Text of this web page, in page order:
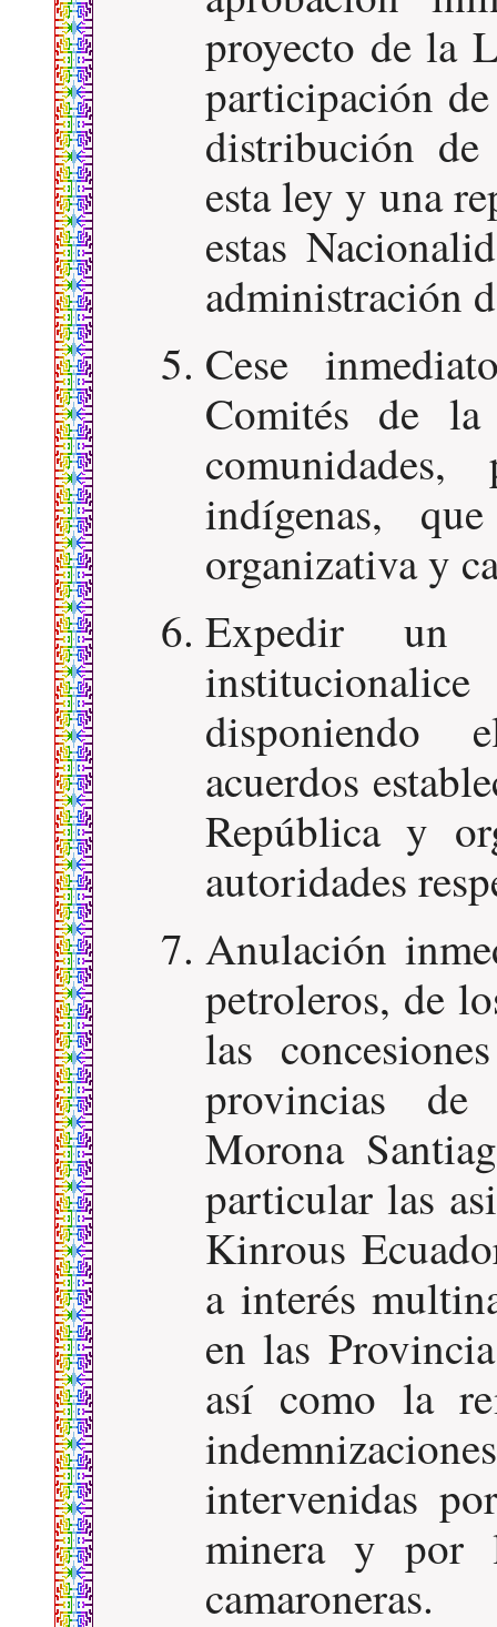
proyecto de la
participación
distribución
esta ley y una
estas
administración
Cese
Comités de la
indígenas,
organizativa y
Expedir un
disponiendo
acuerdos
República y
autoridades
Anulación
petroleros, de
las
provincias de
Morona
particular las
Kinrous
a interés
en las
así como la
intervenidas
minera y por
camaroneras.